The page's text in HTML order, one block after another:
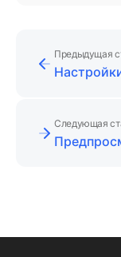
Предыдущая
Следующая